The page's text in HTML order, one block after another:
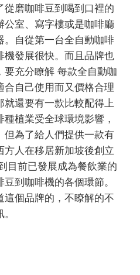
磨咖啡豆到喝到口裡的
室、寫字樓或是咖啡廳
自從第一台全自動咖啡
發展很快。而且品牌也
充分瞭解 每款全自動咖
自己使用而又價格合理
就還要有一款比較配得上
植業受全球環境影響，
為了給人們提供一款有
人在移居新加坡後創立
前已發展成為餐飲業的
到咖啡機的各個環節。
個品牌的，不瞭解的不